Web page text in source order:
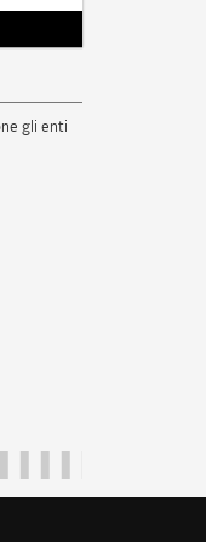
gli enti